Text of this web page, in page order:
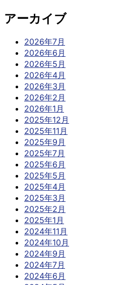
アーカイブ
2026年7月
2026年6月
2026年5月
2026年4月
2026年3月
2026年2月
2026年1月
2025年12月
2025年11月
2025年9月
2025年7月
2025年6月
2025年5月
2025年4月
2025年3月
2025年2月
2025年1月
2024年11月
2024年10月
2024年9月
2024年7月
2024年6月